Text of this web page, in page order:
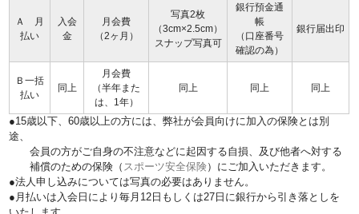
Ａ 月
払い
入会
金
月会費
（2ヶ月）
写真2枚
（3cm×2.5cm）
スナップ写真可
銀行預金通
帳
（口座番号
確認の為）
銀行届出印
Ｂ一括
払い
同上
月会費
（半年また
は、1年）
同上 同上 同上
●15歳以下、60歳以上の方には、弊社が会員向けに加入の保険とは別
途、
会員の方がご自身の不注意などに起因する自損、及び他者へ対する
補償のための保険（ スポーツ安全保険）にご加入いただきます。
●法人申し込みについては写真の必要はありません。
●月払いは入会日により毎月12日もしくは27日に銀行から引き落としを